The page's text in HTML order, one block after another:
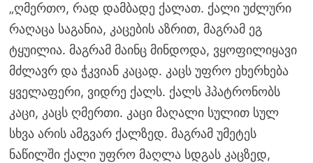
„ღმერთო, რად დამბადე ქალათ. ქალი უძლური
რაღაცა საგანია, კაცების აზრით, მაგრამ ეგ
ტყუილია. მაგრამ მაინც მინდოდა, ვყოფილიყავი
მძლავრ და ჭკვიან კაცად. კაცს უფრო ეხერხება
ყველაფერი, ვიდრე ქალს. ქალს ჰპატრონობს
კაცი, კაცს ღმერთი. კაცი მაღალი სულით სულ
სხვა არის ამგვარ ქალზედ. მაგრამ უმეტეს
ნაწილში ქალი უფრო მაღლა სდგას კაცზედ,